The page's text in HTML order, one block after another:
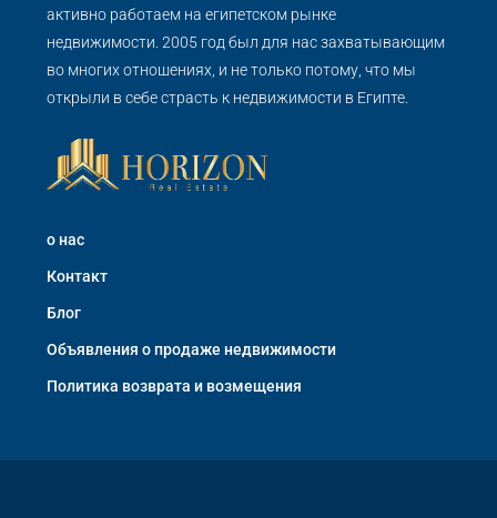
активно работаем на египетском рынке
недвижимости. 2005 год был для нас захватывающим
во многих отношениях, и не только потому, что мы
открыли в себе страсть к недвижимости в Египте.
о нас
Контакт
Блог
Объявления о продаже недвижимости
Политика возврата и возмещения